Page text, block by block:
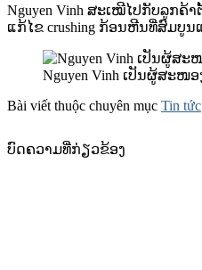
Nguyen Vinh ສະເໝີໄປກັບລູກຄ້າ
ແກ້ໄຂ crushing ກ້ອນຫີນທີ່ສົມບູ
Nguyen Vinh ເປັນຜູ້ສະ
Bài viết thuộc chuyên mục Tin tức
ບົດຄວາມທີ່ກ່ຽວຂ້ອງ